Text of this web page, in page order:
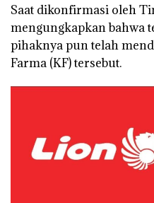
Saat dikonfirmasi oleh
mengungkapkan bahwa
pihaknya pun telah
Farma (KF) tersebut.